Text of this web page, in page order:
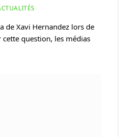
de Xavi Hernandez lors de
cette question, les médias